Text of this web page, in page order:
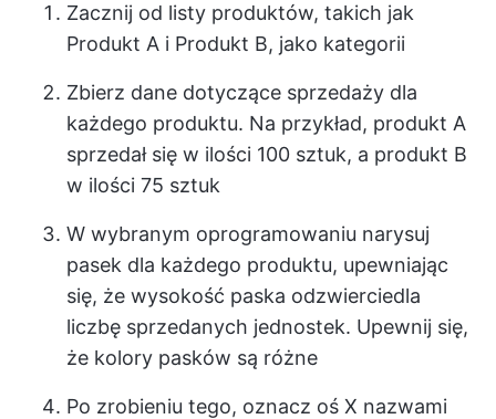
Zacznij od listy produktów, takich jak
Produkt A i Produkt B, jako kategorii
Zbierz dane dotyczące sprzedaży dla
każdego produktu. Na przykład, produkt A
sprzedał się w ilości 100 sztuk, a produkt B
w ilości 75 sztuk
W wybranym oprogramowaniu narysuj
pasek dla każdego produktu, upewniając
się, że wysokość paska odzwierciedla
liczbę sprzedanych jednostek. Upewnij się,
że kolory pasków są różne
Po zrobieniu tego, oznacz oś X nazwami